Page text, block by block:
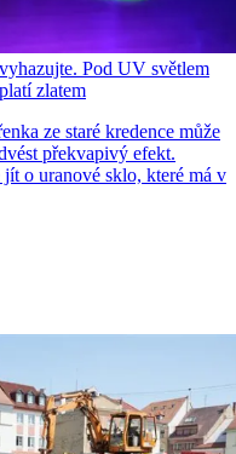
Pod UV světlem
zlatem
ze staré kredence může
překvapivý efekt.
o uranové sklo, které má v